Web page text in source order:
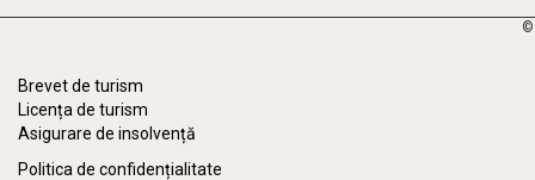
©
Brevet de turism
Licența de turism
Asigurare de insolvență
Politica de confidențialitate